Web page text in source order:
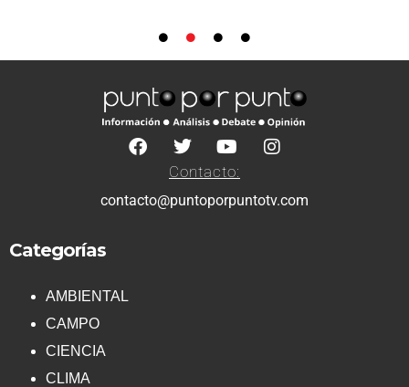
Contacto:
contacto@puntoporpuntotv.com
Categorías
AMBIENTAL
CAMPO
CIENCIA
CLIMA